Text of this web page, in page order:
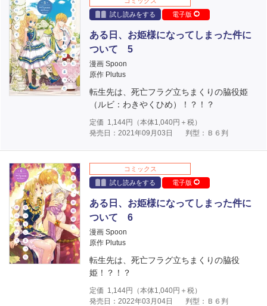
試し読みをする
電子版
ある日、お姫様になってしまった件に
ついて 5
漫画 Spoon
原作 Plutus
転生先は、死亡フラグ立ちまくりの脇役姫
（ルビ：わきやくひめ）！？！？
定価 1,144円（本体1,040円＋税）
発売日：2021年09月03日
判型：Ｂ６判
コミックス
試し読みをする
電子版
ある日、お姫様になってしまった件に
ついて 6
漫画 Spoon
原作 Plutus
転生先は、死亡フラグ立ちまくりの脇役
姫！？！？
定価 1,144円（本体1,040円＋税）
発売日：2022年03月04日
判型：Ｂ６判